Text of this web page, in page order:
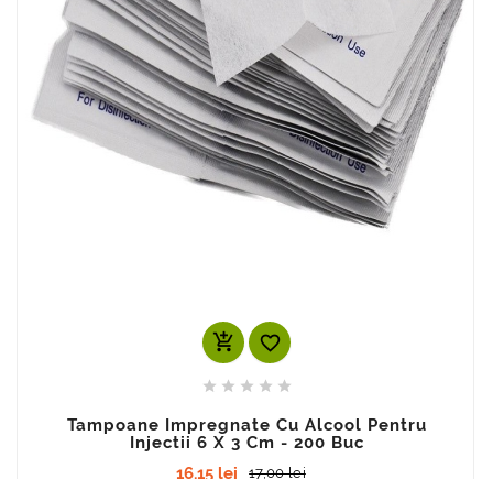
add_shopping_cart 
    
Tampoane Impregnate Cu Alcool Pentru
Injectii 6 X 3 Cm - 200 Buc
16,15 lei
17,00 lei